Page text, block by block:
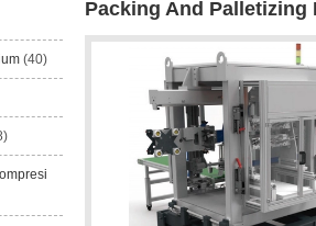
(40)
Packing And Palletizing